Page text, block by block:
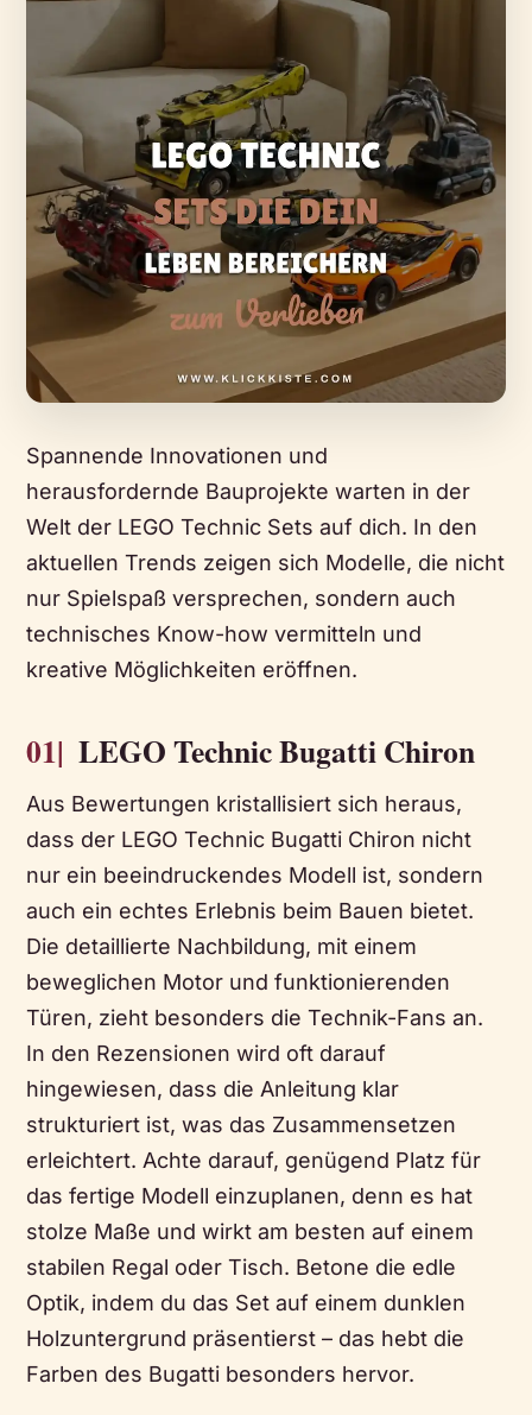
Spannende Innovationen und
herausfordernde Bauprojekte warten in der
Welt der LEGO Technic Sets auf dich. In den
aktuellen Trends zeigen sich Modelle, die nicht
nur Spielspaß versprechen, sondern auch
technisches Know-how vermitteln und
kreative Möglichkeiten eröffnen.
01| LEGO Technic Bugatti Chiron
Aus Bewertungen kristallisiert sich heraus,
dass der LEGO Technic Bugatti Chiron nicht
nur ein beeindruckendes Modell ist, sondern
auch ein echtes Erlebnis beim Bauen bietet.
Die detaillierte Nachbildung, mit einem
beweglichen Motor und funktionierenden
Türen, zieht besonders die Technik-Fans an.
In den Rezensionen wird oft darauf
hingewiesen, dass die Anleitung klar
strukturiert ist, was das Zusammensetzen
erleichtert. Achte darauf, genügend Platz für
das fertige Modell einzuplanen, denn es hat
stolze Maße und wirkt am besten auf einem
stabilen Regal oder Tisch. Betone die edle
Optik, indem du das Set auf einem dunklen
Holzuntergrund präsentierst – das hebt die
Farben des Bugatti besonders hervor.